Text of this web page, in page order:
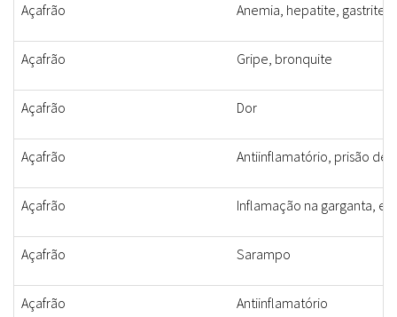
Açafrão Anemia, hepatite, gastrite
Açafrão Gripe, bronquite
Açafrão Dor
Açafrão Antiinflamatório, prisão de
Açafrão Inflamação na garganta,
Açafrão Sarampo
Açafrão Antiinflamatório